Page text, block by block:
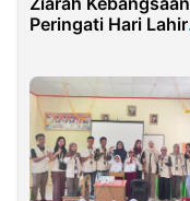
Peringati Hari Lahir